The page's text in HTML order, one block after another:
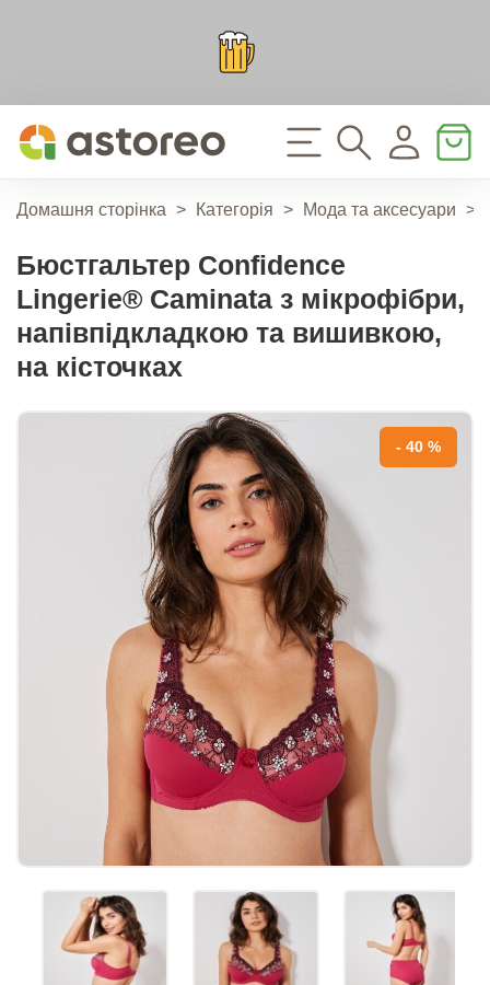
Домашня сторінка > Категорія > Мода та аксесуари >
Бюстгальтер Confidence
Lingerie® Caminata з мікрофібри,
напівпідкладкою та вишивкою,
на кісточках
- 40 %